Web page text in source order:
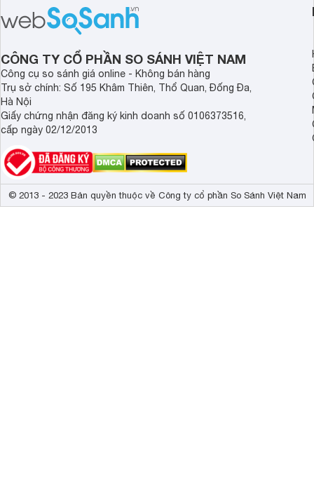
CÔNG TY CỔ PHẦN SO SÁNH VIỆT NAM
Công cụ so sánh giá online - Không bán hàng
Trụ sở chính: Số 195 Khâm Thiên, Thổ Quan, Đống Đa,
Hà Nội
Giấy chứng nhận đăng ký kinh doanh số 0106373516,
cấp ngày 02/12/2013
© 2013 - 2023 Bản quyền thuộc về Công ty cổ phần So Sánh Việt Nam